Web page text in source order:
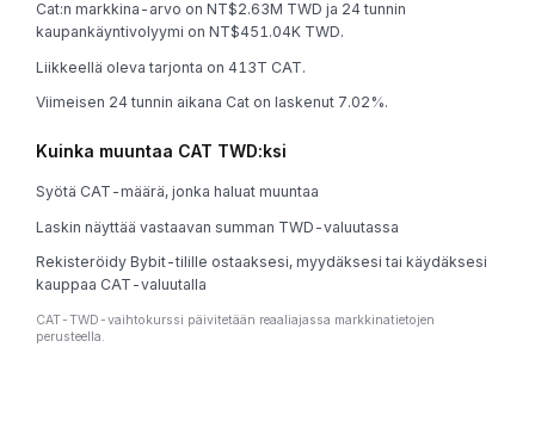
Cat:n markkina-arvo on NT$2.63M TWD ja 24 tunnin
kaupankäyntivolyymi on NT$451.04K TWD.
Liikkeellä oleva tarjonta on 413T CAT.
Viimeisen 24 tunnin aikana Cat on laskenut 7.02%.
Kuinka muuntaa CAT TWD:ksi
Syötä CAT-määrä, jonka haluat muuntaa
Laskin näyttää vastaavan summan TWD-valuutassa
Rekisteröidy Bybit-tilille ostaaksesi, myydäksesi tai käydäksesi
kauppaa CAT-valuutalla
CAT-TWD-vaihtokurssi päivitetään reaaliajassa markkinatietojen
perusteella.